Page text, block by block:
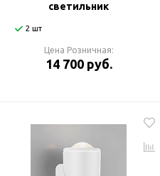
светильник
2 шт
Цена Розничная:
14 700 руб.